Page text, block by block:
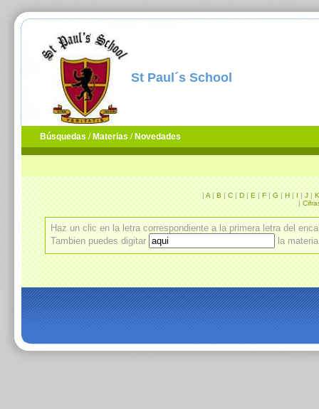
St Paul´s School
Búsquedas / Materias / Novedades
|A|B|C|D|E|F|G|H|I|J|K
|
Haz un clic en la letra correspondiente a la primera letra del
Tambien puedes digitar
la